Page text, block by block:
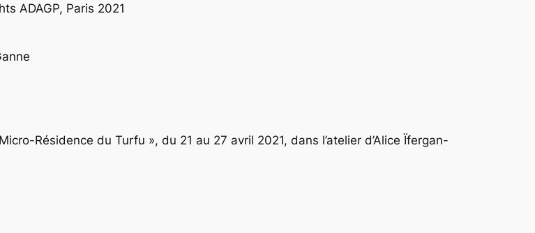
ADAGP, Paris 2021
Résidence du Turfu », du 21 au 27 avril 2021, dans l’atelier d’Alice Ïfergan-